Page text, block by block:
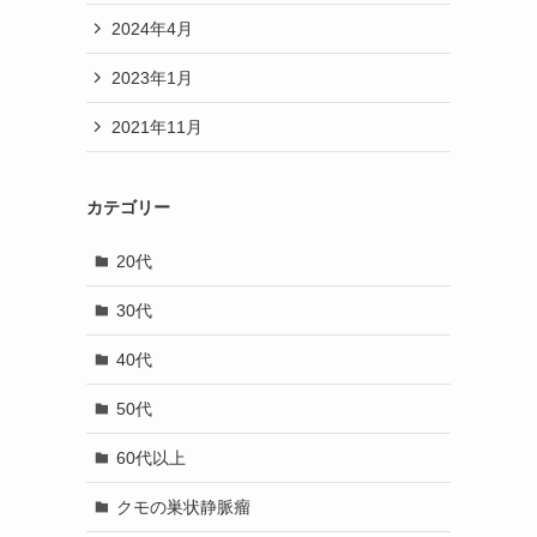
2024年4月
2023年1月
2021年11月
カテゴリー
20代
30代
40代
50代
60代以上
クモの巣状静脈瘤